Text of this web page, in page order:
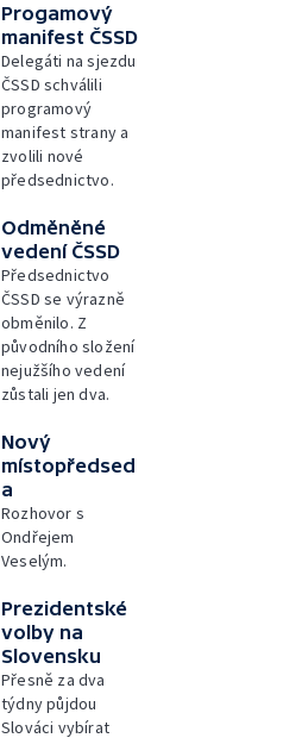
Progamový
manifest ČSSD
Delegáti na sjezdu
ČSSD schválili
programový
manifest strany a
zvolili nové
předsednictvo.
Odměněné
vedení ČSSD
Předsednictvo
ČSSD se výrazně
obměnilo. Z
původního složení
nejužšího vedení
zůstali jen dva.
Nový
místopředsed
a
Rozhovor s
Ondřejem
Veselým.
Prezidentské
volby na
Slovensku
Přesně za dva
týdny půjdou
Slováci vybírat